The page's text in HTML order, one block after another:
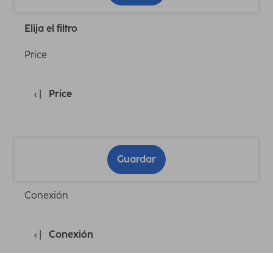
Elija el filtro
Price
Price
Guardar
Conexión
Conexión